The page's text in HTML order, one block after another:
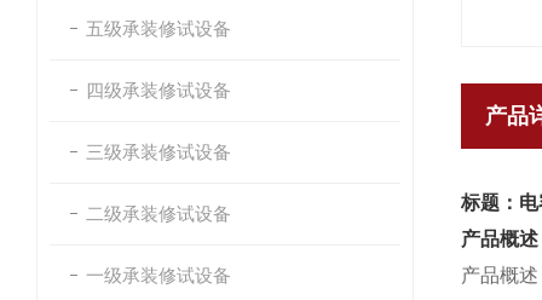
五级承装修试设备
四级承装修试设备
三级承装修试设备
二级承装修试设备
一级承装修试设备
产品
标题：
产品概述
产品概述